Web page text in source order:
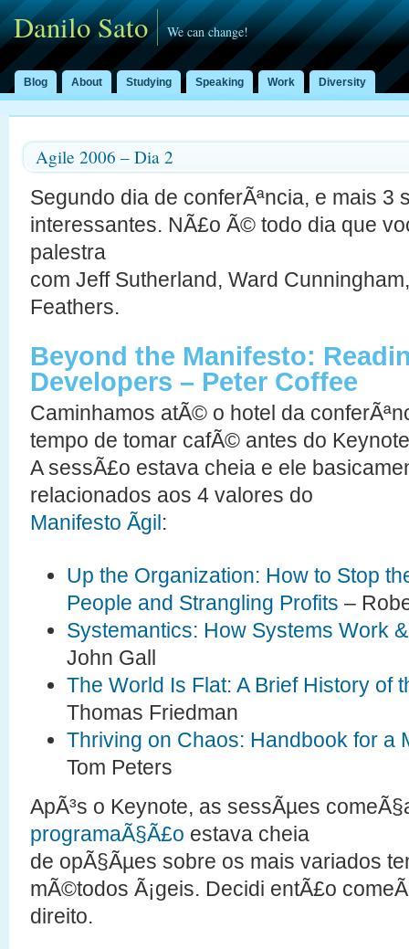
Danilo Sato We can change!
Blog About Studying Speaking Work Diversity
Agile 2006 – Dia 2
Segundo dia de conferÃªncia, e mais 3
interessantes. NÃ£o Ã© todo dia que
palestra
com Jeff Sutherland, Ward
Feathers.
Beyond the Manifesto:
Developers – Peter Coffee
Caminhamos atÃ© o hotel da
tempo de tomar cafÃ© antes do
A sessÃ£o estava cheia e ele
relacionados aos 4 valores do
Manifesto Ãgil:
Up the Organization: How to Stop
People and Strangling Profits –
Systemantics: How Systems Work
John Gall
The World Is Flat: A Brief History of
Thomas Friedman
Thriving on Chaos: Handbook for a
Tom Peters
ApÃ³s o Keynote, as sessÃµes
programaÃ§Ã£o estava cheia
de opÃ§Ãµes sobre os mais variados
mÃ©todos Ã¡geis. Decidi entÃ£o
direito.